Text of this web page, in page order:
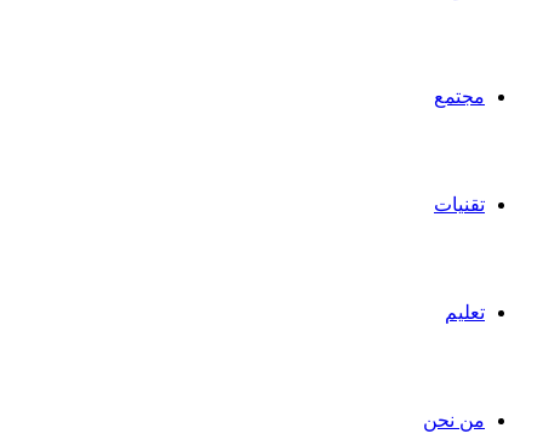
مجتمع
تقنيات
تعليم
من نحن